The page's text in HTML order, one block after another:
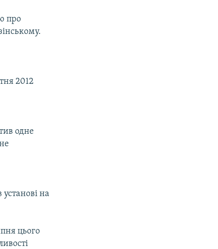
про
2012
одне
на
цього